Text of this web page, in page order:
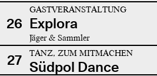
26
GASTVERANSTALTUNG
Explora
Jäger & Sammler
27 TANZ, ZUM MITMACHEN
Südpol Dance